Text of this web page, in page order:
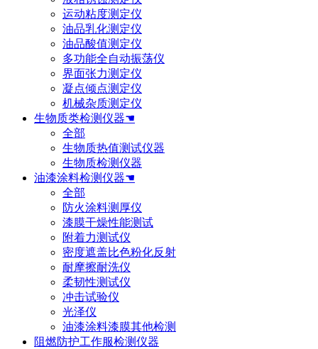
运动粘度测定仪
油品乳化测定仪
油品酸值测定仪
多功能全自动振荡仪
界面张力测定仪
凝点倾点测定仪
机械杂质测定仪
生物质类检测仪器☚
全部
生物质热值测试仪器
生物质检测仪器
油漆涂料检测仪器☚
全部
防火涂料测厚仪
漆膜干燥性能测试
附着力测试仪
密度遮盖比色粉化反射
耐摩擦耐洗仪
柔韧性测试仪
冲击试验仪
光泽仪
油漆涂料漆膜其他检测
阻燃防护工作服检测仪器